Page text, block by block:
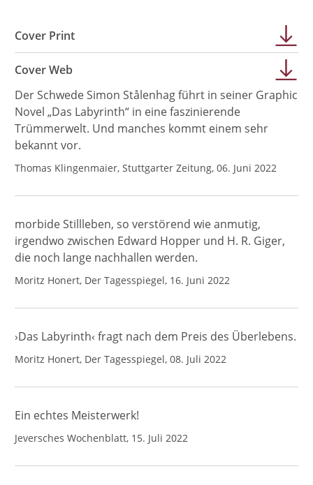
Cover Print
Cover Web
Der Schwede Simon Stålenhag führt in seiner Graphic
Novel „Das Labyrinth“ in eine faszinierende
Trümmerwelt. Und manches kommt einem sehr
bekannt vor.
Thomas Klingenmaier, Stuttgarter Zeitung, 06. Juni 2022
morbide Stillleben, so verstörend wie anmutig,
irgendwo zwischen Edward Hopper und H. R. Giger,
die noch lange nachhallen werden.
Moritz Honert, Der Tagesspiegel, 16. Juni 2022
›Das Labyrinth‹ fragt nach dem Preis des Überlebens.
Moritz Honert, Der Tagesspiegel, 08. Juli 2022
Ein echtes Meisterwerk!
Jeversches Wochenblatt, 15. Juli 2022